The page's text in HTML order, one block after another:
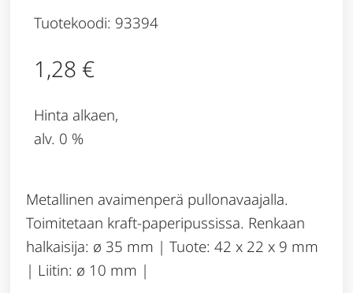
Tuotekoodi: 93394
1,28 €
Hinta alkaen,
alv. 0 %
Metallinen avaimenperä pullonavaajalla.
Toimitetaan kraft-paperipussissa. Renkaan
halkaisija: ø 35 mm | Tuote: 42 x 22 x 9 mm
| Liitin: ø 10 mm |